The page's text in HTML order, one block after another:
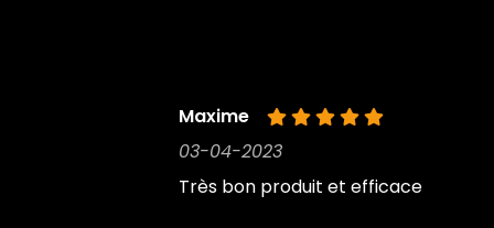
Maxime
03-04-2023
Très bon produit et efficace